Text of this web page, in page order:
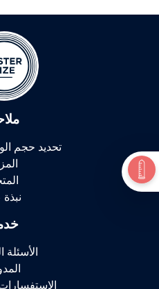
تحديد حجم
نبذة
الأسئلة